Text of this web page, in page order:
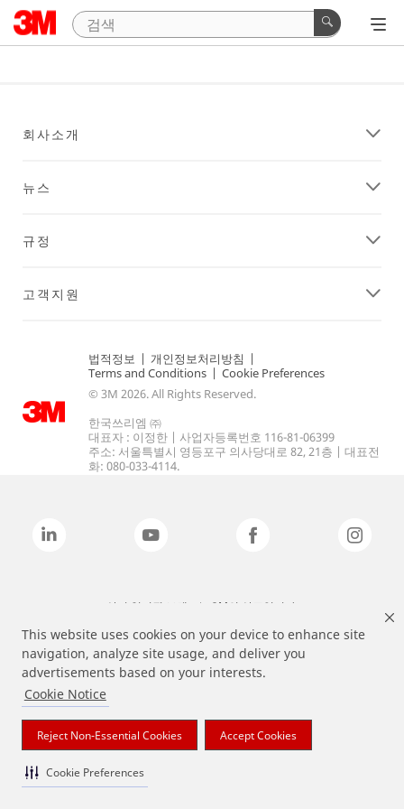
This website uses cookies on your device to enhance site
navigation, analyze site usage, and deliver you
advertisements based on your interests.
Cookie Notice
Reject Non-Essential Cookies Accept Cookies
Cookie Preferences
회사소개
뉴스
규정
고객지원
법적정보 | 개인정보처리방침 |
Terms and Conditions | Cookie Preferences
© 3M 2026. All Rights Reserved.
한국쓰리엠 ㈜
대표자 : 이정한 | 사업자등록번호 116-81-06399
주소: 서울특별시 영등포구 의사당대로 82, 21층 | 대표전
화: 080-033-4114.
상기 열거된 브랜드는 3M의 상표입니다.